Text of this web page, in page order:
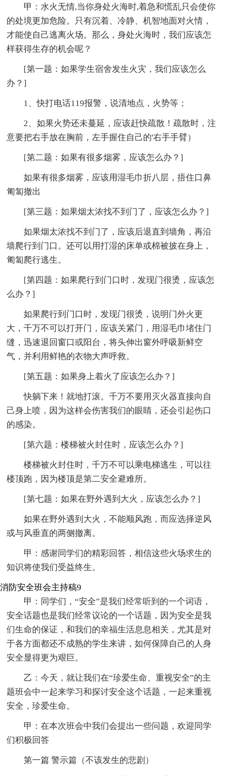
甲：水火无情,当你身处火海时,着急和慌乱只会使你
的处境更加危险。只有沉着、冷静、机智地面对火情，
才能使自己逃离火场。那么，身处火海时，我们应该怎
样获得生存的机会呢？
[第一题：如果学生宿舍发生火灾，我们应该怎么
办？]
1、快打电话119报警，说清地点，火势等；
2、如果火势还未蔓延，应该赶快疏散！疏散时，注
意要把右手放在胸前，左手握住自己的'右手手臂）
[第二题：如果有很多烟雾，应该怎么办？]
如果有很多烟雾，应该用湿毛巾折八层，捂住口鼻
匍匐撤出
[第三题：如果烟太浓找不到门了，应该怎么办？]
如果烟太浓找不到门了，应该后退直到墙角，再沿
墙爬行到门口。还可以用打湿的床单或棉被披在身上，
匍匐爬行逃生。
[第四题：如果爬行到门口时，发现门很烫，应该怎
么办？]
如果爬行到门口时，发现门很烫，说明门外火更
大，千万不可以打开门，应该关紧门，用湿毛巾堵住门
缝，迅速退回窗口或阳台，将头伸出窗外呼吸新鲜空
气，并利用鲜艳的衣物大声呼救。
[第五题：如果身上着火了应该怎么办？]
快躺下来！就地打滚。千万不要用灭火器直接向自
己身上喷，因为这样会伤害我们的眼睛，还会引起伤口
的感染。
[第六题：楼梯被火封住时，应该怎么办？]
楼梯被火封住时，千万不可以乘电梯逃生，可以往
楼顶跑，因为楼顶是第二安全避难所。
[第七题：如果在野外遇到大火，应该怎么办？]
如果在野外遇到大火，不能顺风跑，而应选择逆风
或与风垂直的两侧撤离。
甲：感谢同学们的精彩回答，相信这些火场求生的
知识将使我们受益终生。
消防安全班会主持稿9
甲：同学们，“安全”是我们经常听到的一个词语，
安全话题也是我们经常议论的一个话题，因为安全是我
们生命的保证，和我们的幸福生活息息相关，尤其是对
于各方面都还不成熟的学生来讲，如何保障自己的人身
安全显得更为艰巨。
乙：今天，就让我们在“珍爱生命、重视安全”的主
题班会中一起来学习和探讨安全这个话题，一起来重视
安全，珍爱生命。
甲：在本次班会中我们会提出一些问题，欢迎同学
们积极回答
第一篇 警示篇（不该发生的悲剧）